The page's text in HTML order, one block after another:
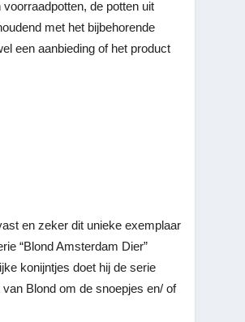
de potten uit
met het bijbehorende
een aanbieding of het product
en zeker dit unieke exemplaar
“Blond Amsterdam Dier”
konijntjes doet hij de serie
Blond om de snoepjes en/ of